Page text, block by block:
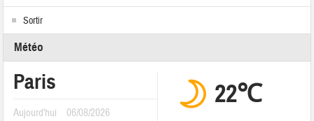
Sortir
Météo
Paris
Aujourd'hui 06/08/2026
22℃